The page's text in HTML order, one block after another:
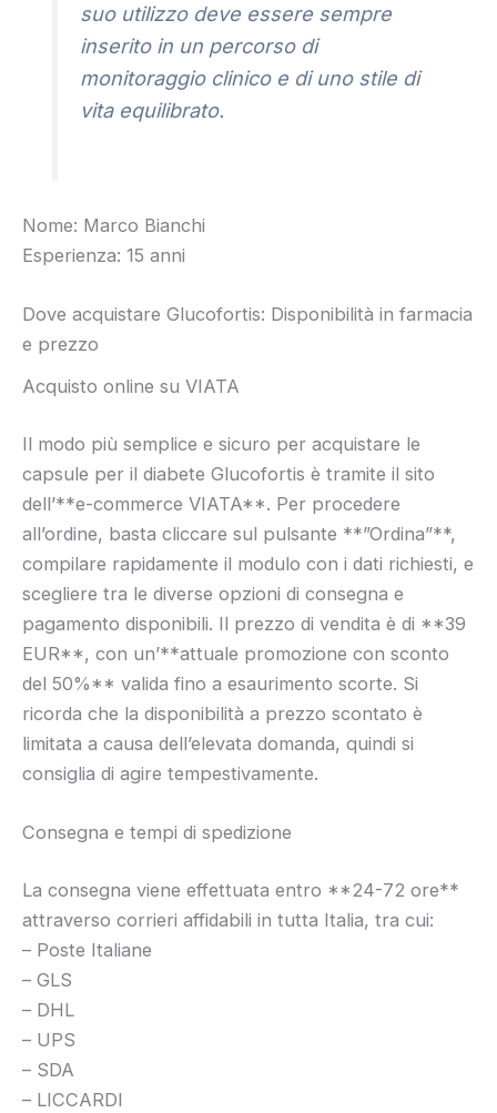
suo utilizzo deve essere sempre
inserito in un percorso di
monitoraggio clinico e di uno stile di
vita equilibrato.
Nome: Marco Bianchi
Esperienza: 15 anni
Dove acquistare Glucofortis: Disponibilità in farmacia
e prezzo
Acquisto online su VIATA
Il modo più semplice e sicuro per acquistare le
capsule per il diabete Glucofortis è tramite il sito
dell’**e-commerce VIATA**. Per procedere
all’ordine, basta cliccare sul pulsante **”Ordina”**,
compilare rapidamente il modulo con i dati richiesti, e
scegliere tra le diverse opzioni di consegna e
pagamento disponibili. Il prezzo di vendita è di **39
EUR**, con un’**attuale promozione con sconto
del 50%** valida fino a esaurimento scorte. Si
ricorda che la disponibilità a prezzo scontato è
limitata a causa dell’elevata domanda, quindi si
consiglia di agire tempestivamente.
Consegna e tempi di spedizione
La consegna viene effettuata entro **24-72 ore**
attraverso corrieri affidabili in tutta Italia, tra cui:
– Poste Italiane
– GLS
– DHL
– UPS
– SDA
– LICCARDI